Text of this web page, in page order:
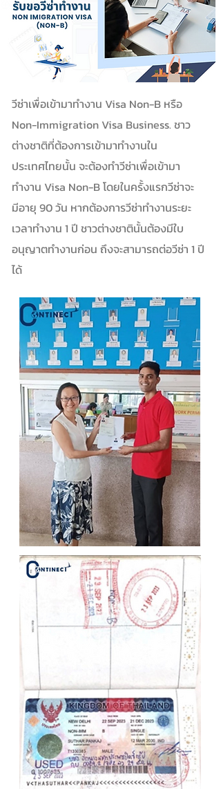
วีซ่าเพื่อเข้ามาทำงาน Visa Non-B หรือ
Non-Immigration Visa Business. ชาว
ต่างชาติที่ต้องการเข้ามาทำงานใน
ประเทศไทยนั้น จะต้องทำวีซ่าเพื่อเข้ามา
ทำงาน Visa Non-B โดยในครั้งแรกวีซ่าจะ
มีอายุ 90 วัน หากต้องการวีซ่าทำงานระยะ
เวลาทำงาน 1 ปี ชาวต่างชาตินั้นต้องมีใบ
อนุญาตทำงานก่อน ถึงจะสามารถต่อวีซ่า 1 ปี
ได้